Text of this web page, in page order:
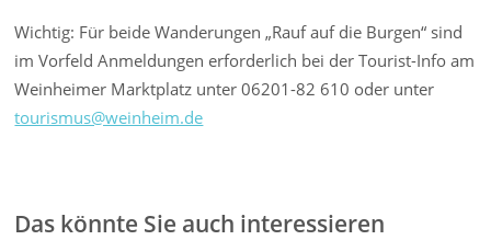
Wichtig: Für beide Wanderungen „Rauf auf die Burgen“ sind
im Vorfeld Anmeldungen erforderlich bei der Tourist-Info am
Weinheimer Marktplatz unter 06201-82 610 oder unter
tourismus@weinheim.de
Das könnte Sie auch interessieren